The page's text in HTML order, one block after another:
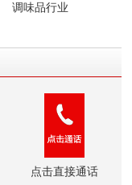
调味品行业
点击直接通话